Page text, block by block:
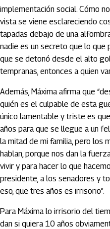
implementación social. Cómo
vista se viene esclareciendo
tapadas debajo de una
nadie es un secreto que lo que
que se detonó desde el alto
tempranas, entonces a quien
Además, Máxima afirma que
quién es el culpable de esta
único lamentable y triste es
años para que se llegue a un
la mitad de mi familia, pero los
hablan, porque nos dan la
vivir y para hacer lo que
presidente, a los senadores y
eso, que tres años es irrisorio”.
Para Máxima lo irrisorio del
dan si quiera 10 años